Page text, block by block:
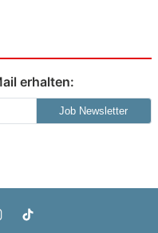
erhalten:
Job Newsletter